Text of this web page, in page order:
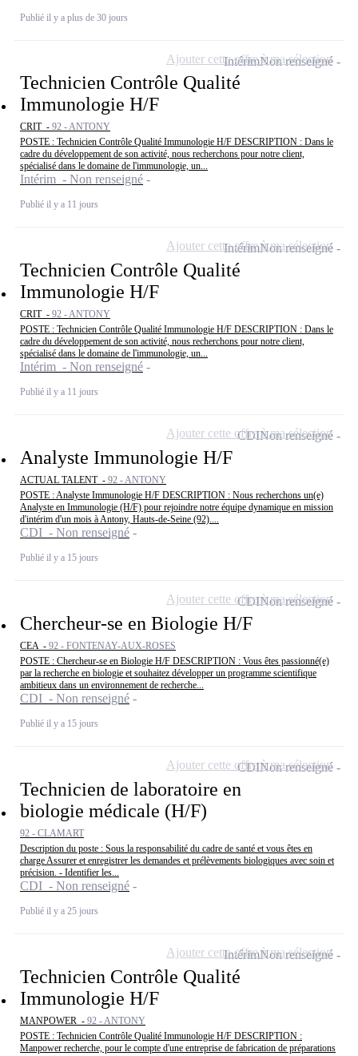
Publié il y a plus de 30 jours
Technicien Contrôle Qualité
Immunologie H/F
CRIT - 92 - ANTONY
POSTE : Technicien Contrôle Qualité Immunologie H/F DESCRIPTION : Dans le
cadre du développement de son activité, nous recherchons pour notre client,
spécialisé dans le domaine de l'immunologie, un...
Intérim - Non renseigné
Publié il y a 11 jours
IntérimNon renseigné
Ajouter cette offre à ma sélection
Technicien Contrôle Qualité
Immunologie H/F
CRIT - 92 - ANTONY
POSTE : Technicien Contrôle Qualité Immunologie H/F DESCRIPTION : Dans le
cadre du développement de son activité, nous recherchons pour notre client,
spécialisé dans le domaine de l'immunologie, un...
Intérim - Non renseigné
Publié il y a 11 jours
IntérimNon renseigné
Ajouter cette offre à ma sélection
Analyste Immunologie H/F
ACTUAL TALENT - 92 - ANTONY
POSTE : Analyste Immunologie H/F DESCRIPTION : Nous recherchons un(e)
Analyste en Immunologie (H/F) pour rejoindre notre équipe dynamique en mission
d'intérim d'un mois à Antony, Hauts-de-Seine (92)....
CDI - Non renseigné
Publié il y a 15 jours
CDINon renseigné
Ajouter cette offre à ma sélection
Chercheur-se en Biologie H/F
CEA - 92 - FONTENAY-AUX-ROSES
POSTE : Chercheur-se en Biologie H/F DESCRIPTION : Vous êtes passionné(e)
par la recherche en biologie et souhaitez développer un programme scientifique
ambitieux dans un environnement de recherche...
CDI - Non renseigné
Publié il y a 15 jours
CDINon renseigné
Ajouter cette offre à ma sélection
Technicien de laboratoire en
biologie médicale (H/F)
92 - CLAMART
Description du poste : Sous la responsabilité du cadre de santé et vous êtes en
charge Assurer et enregistrer les demandes et prélèvements biologiques avec soin et
précision. - Identifier les...
CDI - Non renseigné
Publié il y a 25 jours
CDINon renseigné
Ajouter cette offre à ma sélection
Technicien Contrôle Qualité
Immunologie H/F
MANPOWER - 92 - ANTONY
POSTE : Technicien Contrôle Qualité Immunologie H/F DESCRIPTION :
Manpower recherche, pour le compte d'une entreprise de fabrication de préparations
IntérimNon renseigné
Ajouter cette offre à ma sélection